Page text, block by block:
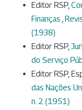
Editor RSP,
Finanças ,
(1938)
Editor RSP,
do Serviço
Editor RSP,
das Nações
n. 2 (1951)